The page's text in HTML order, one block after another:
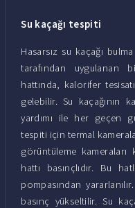
Su kaçağı tespiti
Hasarsız su kaçağı
tarafından uygulanan
hattında, kalorifer
gelebilir. Su kaçağının
yardımı ile her geçen
tespiti için termal
görüntüleme kameraları
hattı basınçlıdır. Bu
pompasından
basınç yükseltilir. Su